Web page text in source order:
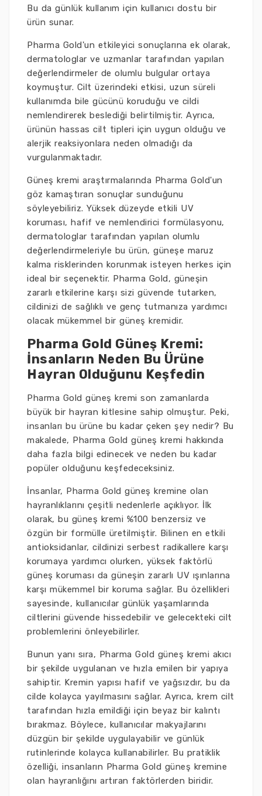
Bu da günlük kullanım için kullanıcı dostu bir
ürün sunar.
Pharma Gold'un etkileyici sonuçlarına ek olarak,
dermatologlar ve uzmanlar tarafından yapılan
değerlendirmeler de olumlu bulgular ortaya
koymuştur. Cilt üzerindeki etkisi, uzun süreli
kullanımda bile gücünü koruduğu ve cildi
nemlendirerek beslediği belirtilmiştir. Ayrıca,
ürünün hassas cilt tipleri için uygun olduğu ve
alerjik reaksiyonlara neden olmadığı da
vurgulanmaktadır.
Güneş kremi araştırmalarında Pharma Gold'un
göz kamaştıran sonuçlar sunduğunu
söyleyebiliriz. Yüksek düzeyde etkili UV
koruması, hafif ve nemlendirici formülasyonu,
dermatologlar tarafından yapılan olumlu
değerlendirmeleriyle bu ürün, güneşe maruz
kalma risklerinden korunmak isteyen herkes için
ideal bir seçenektir. Pharma Gold, güneşin
zararlı etkilerine karşı sizi güvende tutarken,
cildinizi de sağlıklı ve genç tutmanıza yardımcı
olacak mükemmel bir güneş kremidir.
Pharma Gold Güneş Kremi:
İnsanların Neden Bu Ürüne
Hayran Olduğunu Keşfedin
Pharma Gold güneş kremi son zamanlarda
büyük bir hayran kitlesine sahip olmuştur. Peki,
insanları bu ürüne bu kadar çeken şey nedir? Bu
makalede, Pharma Gold güneş kremi hakkında
daha fazla bilgi edinecek ve neden bu kadar
popüler olduğunu keşfedeceksiniz.
İnsanlar, Pharma Gold güneş kremine olan
hayranlıklarını çeşitli nedenlerle açıklıyor. İlk
olarak, bu güneş kremi %100 benzersiz ve
özgün bir formülle üretilmiştir. Bilinen en etkili
antioksidanlar, cildinizi serbest radikallere karşı
korumaya yardımcı olurken, yüksek faktörlü
güneş koruması da güneşin zararlı UV ışınlarına
karşı mükemmel bir koruma sağlar. Bu özellikleri
sayesinde, kullanıcılar günlük yaşamlarında
ciltlerini güvende hissedebilir ve gelecekteki cilt
problemlerini önleyebilirler.
Bunun yanı sıra, Pharma Gold güneş kremi akıcı
bir şekilde uygulanan ve hızla emilen bir yapıya
sahiptir. Kremin yapısı hafif ve yağsızdır, bu da
cilde kolayca yayılmasını sağlar. Ayrıca, krem cilt
tarafından hızla emildiği için beyaz bir kalıntı
bırakmaz. Böylece, kullanıcılar makyajlarını
düzgün bir şekilde uygulayabilir ve günlük
rutinlerinde kolayca kullanabilirler. Bu pratiklik
özelliği, insanların Pharma Gold güneş kremine
olan hayranlığını artıran faktörlerden biridir.